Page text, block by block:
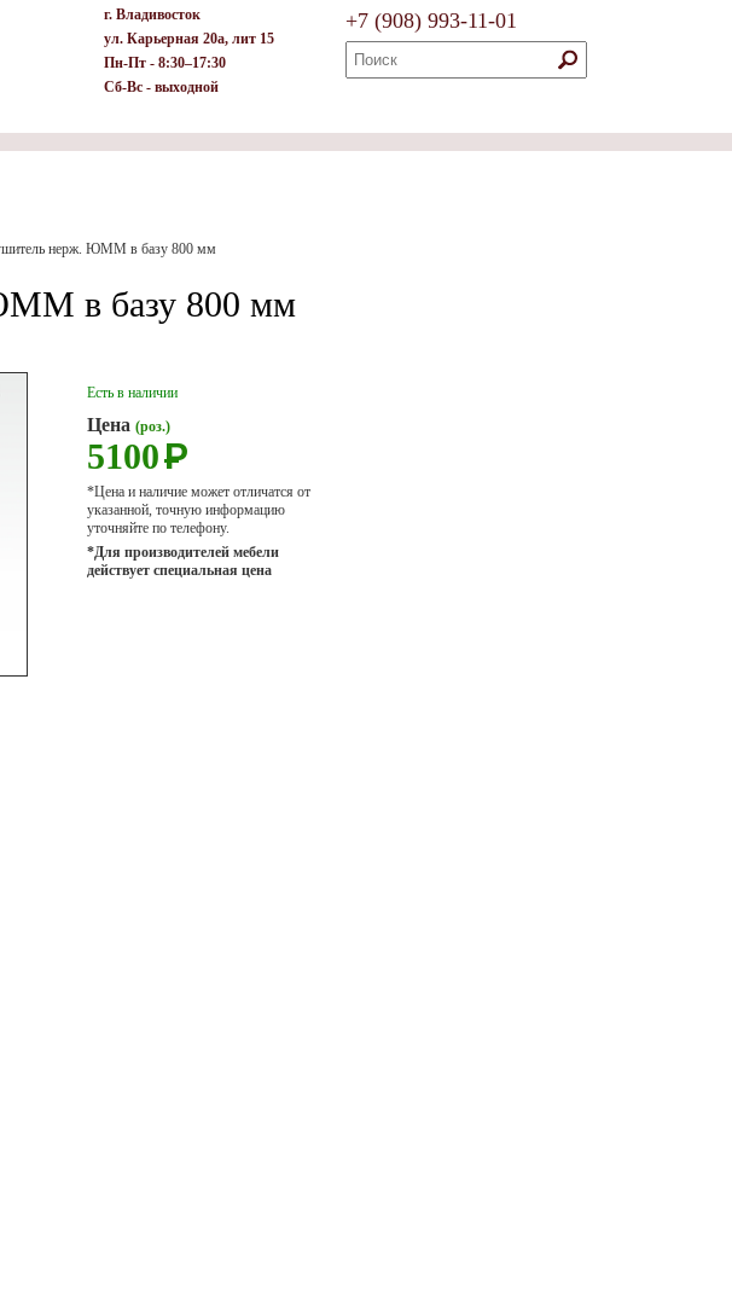
г. Владивосток
ул. Карьерная 20а, лит 15
Пн-Пт - 8:30–17:30
Сб-Вс - выходной
+7 (908) 993-11-01
нерж. ЮММ в базу 800 мм
в базу 800 мм
Есть в наличии
Цена (роз.)
5100Р
*Цена и наличие может отличатся от
указанной, точную информацию
уточняйте по телефону.
*Для производителей мебели
действует специальная цена